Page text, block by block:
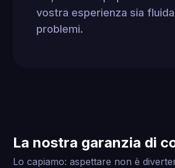
vostra esperienza sia
problemi.
La nostra garanzia di
Lo capiamo: aspettare non è